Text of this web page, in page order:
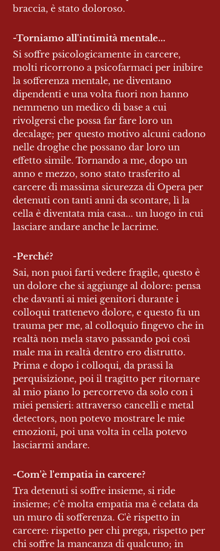
braccia, è stato doloroso.
-Torniamo all'intimità mentale...
Si soffre psicologicamente in carcere,
molti ricorrono a psicofarmaci per inibire
la sofferenza mentale, ne diventano
dipendenti e una volta fuori non hanno
nemmeno un medico di base a cui
rivolgersi che possa far fare loro un
decalage; per questo motivo alcuni cadono
nelle droghe che possano dar loro un
effetto simile. Tornando a me, dopo un
anno e mezzo, sono stato trasferito al
carcere di massima sicurezza di Opera per
detenuti con tanti anni da scontare, lì la
cella è diventata mia casa... un luogo in cui
lasciare andare anche le lacrime.
-Perché?
Sai, non puoi farti vedere fragile, questo è
un dolore che si aggiunge al dolore: pensa
che davanti ai miei genitori durante i
colloqui trattenevo dolore, e questo fu un
trauma per me, al colloquio fingevo che in
realtà non mela stavo passando poi così
male ma in realtà dentro ero distrutto.
Prima e dopo i colloqui, da prassi la
perquisizione, poi il tragitto per ritornare
al mio piano lo percorrevo da solo con i
miei pensieri: attraverso cancelli e metal
detectors, non potevo mostrare le mie
emozioni, poi una volta in cella potevo
lasciarmi andare.
-Com'è l'empatia in carcere?
Tra detenuti si soffre insieme, si ride
insieme; c'è molta empatia ma è celata da
un muro di sofferenza. C'è rispetto in
carcere: rispetto per chi prega, rispetto per
chi soffre la mancanza di qualcuno; in